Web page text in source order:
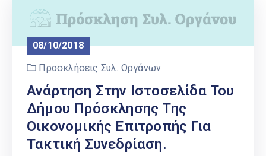
08/10/2018
Προσκλήσεις Συλ. Οργάνων
Ανάρτηση Στην Ιστοσελίδα Του
Δήμου Πρόσκλησης Της
Οικονομικής Επιτροπής Για
Τακτική Συνεδρίαση.